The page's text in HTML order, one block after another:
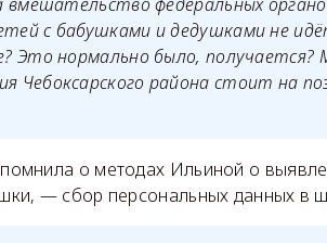
с бабушками и дедушками не
Это нормально было,
Чебоксарского района стоит на
о методах Ильиной о
— сбор персональных данных в